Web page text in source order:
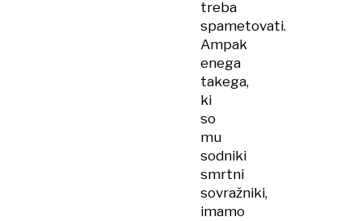
treba
spametovati.
Ampak
enega
takega,
ki
so
mu
sodniki
smrtni
sovražniki,
imamo